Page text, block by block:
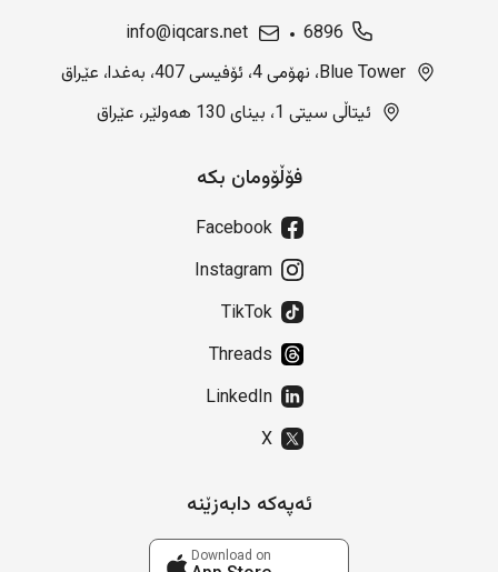
6896
info@iqcars.net
Blue Tower، نهۆمی 4، ئۆفیسی 407، بەغدا، عێراق
ئیتاڵی سیتی 1، بینای 130 هەولێر، عێراق
فۆڵۆومان بکە
Facebook
Instagram
TikTok
Threads
LinkedIn
X
ئەپەکە دابەزێنە
Download on